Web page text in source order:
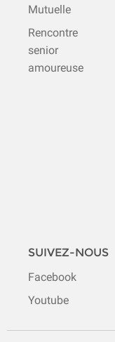
Mutuelle
Rencontre
senior
amoureuse
SUIVEZ-NOUS
Facebook
Youtube